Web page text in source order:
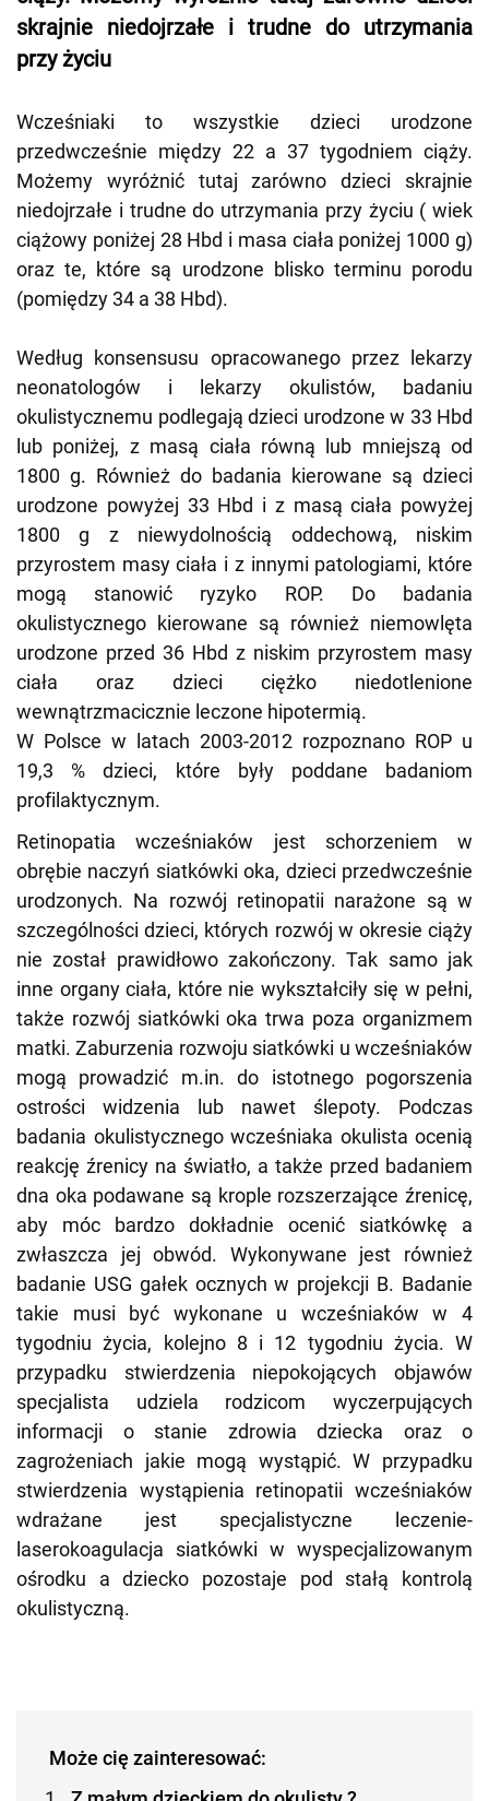
skrajnie niedojrzałe i trudne do utrzymania
przy życiu
Wcześniaki to wszystkie dzieci urodzone
przedwcześnie między 22 a 37 tygodniem ciąży.
Możemy wyróżnić tutaj zarówno dzieci skrajnie
niedojrzałe i trudne do utrzymania przy życiu ( wiek
ciążowy poniżej 28 Hbd i masa ciała poniżej 1000 g)
oraz te, które są urodzone blisko terminu porodu
(pomiędzy 34 a 38 Hbd).
Według konsensusu opracowanego przez lekarzy
neonatologów i lekarzy okulistów, badaniu
okulistycznemu podlegają dzieci urodzone w 33 Hbd
lub poniżej, z masą ciała równą lub mniejszą od
1800 g. Również do badania kierowane są dzieci
urodzone powyżej 33 Hbd i z masą ciała powyżej
1800 g z niewydolnością oddechową, niskim
przyrostem masy ciała i z innymi patologiami, które
mogą stanowić ryzyko ROP. Do badania
okulistycznego kierowane są również niemowlęta
urodzone przed 36 Hbd z niskim przyrostem masy
ciała oraz dzieci ciężko niedotlenione
wewnątrzmacicznie leczone hipotermią.
W Polsce w latach 2003-2012 rozpoznano ROP u
19,3 % dzieci, które były poddane badaniom
profilaktycznym.
Retinopatia wcześniaków jest schorzeniem w
obrębie naczyń siatkówki oka, dzieci przedwcześnie
urodzonych. Na rozwój retinopatii narażone są w
szczególności dzieci, których rozwój w okresie ciąży
nie został prawidłowo zakończony. Tak samo jak
inne organy ciała, które nie wykształciły się w pełni,
także rozwój siatkówki oka trwa poza organizmem
matki. Zaburzenia rozwoju siatkówki u wcześniaków
mogą prowadzić m.in. do istotnego pogorszenia
ostrości widzenia lub nawet ślepoty. Podczas
badania okulistycznego wcześniaka okulista ocenią
reakcję źrenicy na światło, a także przed badaniem
dna oka podawane są krople rozszerzające źrenicę,
aby móc bardzo dokładnie ocenić siatkówkę a
zwłaszcza jej obwód. Wykonywane jest również
badanie USG gałek ocznych w projekcji B. Badanie
takie musi być wykonane u wcześniaków w 4
tygodniu życia, kolejno 8 i 12 tygodniu życia. W
przypadku stwierdzenia niepokojących objawów
specjalista udziela rodzicom wyczerpujących
informacji o stanie zdrowia dziecka oraz o
zagrożeniach jakie mogą wystąpić. W przypadku
stwierdzenia wystąpienia retinopatii wcześniaków
wdrażane jest specjalistyczne leczenie-
laserokoagulacja siatkówki w wyspecjalizowanym
ośrodku a dziecko pozostaje pod stałą kontrolą
okulistyczną.
Może cię zainteresować: